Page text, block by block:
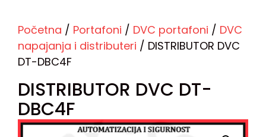
Početna / Portafoni / DVC portafoni / DVC
napajanja i distributeri / DISTRIBUTOR DVC
DT-DBC4F
DISTRIBUTOR DVC DT-
DBC4F